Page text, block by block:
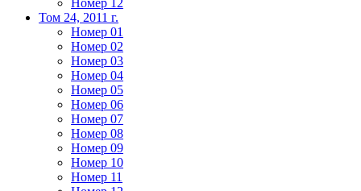
Номер 12
Том 24, 2011 г.
Номер 01
Номер 02
Номер 03
Номер 04
Номер 05
Номер 06
Номер 07
Номер 08
Номер 09
Номер 10
Номер 11